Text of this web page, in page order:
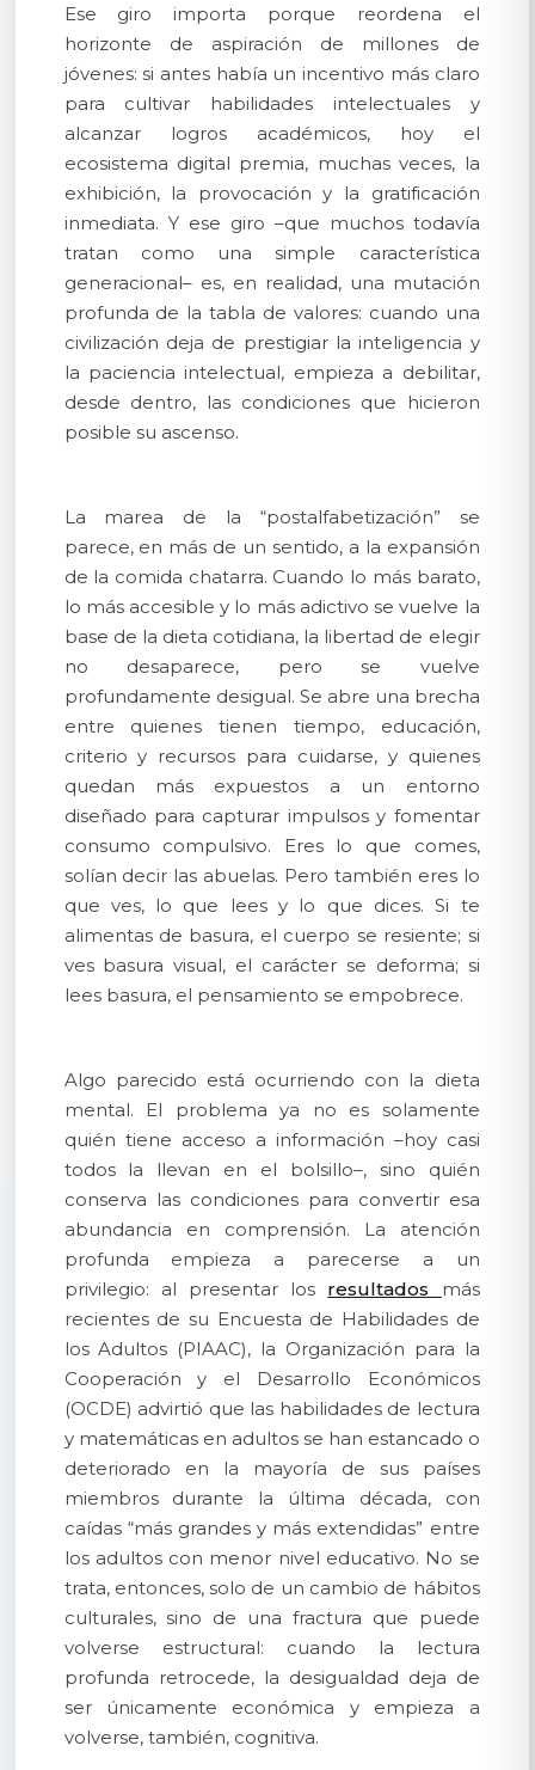
Ese giro importa porque reordena el
horizonte de aspiración de millones de
jóvenes: si antes había un incentivo más claro
para cultivar habilidades intelectuales y
alcanzar logros académicos, hoy el
ecosistema digital premia, muchas veces, la
exhibición, la provocación y la gratificación
inmediata. Y ese giro –que muchos todavía
tratan como una simple característica
generacional– es, en realidad, una mutación
profunda de la tabla de valores: cuando una
civilización deja de prestigiar la inteligencia y
la paciencia intelectual, empieza a debilitar,
desde dentro, las condiciones que hicieron
posible su ascenso.
La marea de la “postalfabetización” se
parece, en más de un sentido, a la expansión
de la comida chatarra. Cuando lo más barato,
lo más accesible y lo más adictivo se vuelve la
base de la dieta cotidiana, la libertad de elegir
no desaparece, pero se vuelve
profundamente desigual. Se abre una brecha
entre quienes tienen tiempo, educación,
criterio y recursos para cuidarse, y quienes
quedan más expuestos a un entorno
diseñado para capturar impulsos y fomentar
consumo compulsivo. Eres lo que comes,
solían decir las abuelas. Pero también eres lo
que ves, lo que lees y lo que dices. Si te
alimentas de basura, el cuerpo se resiente; si
ves basura visual, el carácter se deforma; si
lees basura, el pensamiento se empobrece.
Algo parecido está ocurriendo con la dieta
mental. El problema ya no es solamente
quién tiene acceso a información –hoy casi
todos la llevan en el bolsillo–, sino quién
conserva las condiciones para convertir esa
abundancia en comprensión. La atención
profunda empieza a parecerse a un
privilegio: al presentar los resultados
más
recientes de su Encuesta de Habilidades de
los Adultos (PIAAC), la Organización para la
Cooperación y el Desarrollo Económicos
(OCDE) advirtió que las habilidades de lectura
y matemáticas en adultos se han estancado o
deteriorado en la mayoría de sus países
miembros durante la última década, con
caídas “más grandes y más extendidas” entre
los adultos con menor nivel educativo. No se
trata, entonces, solo de un cambio de hábitos
culturales, sino de una fractura que puede
volverse estructural: cuando la lectura
profunda retrocede, la desigualdad deja de
ser únicamente económica y empieza a
volverse, también, cognitiva.